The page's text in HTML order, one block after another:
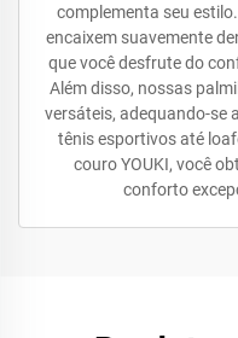
complementa seu
encaixem suavemente
que você desfrute do
Além disso, nossas
versáteis, adequando-se
tênis esportivos até
couro YOUKI, você
conforto